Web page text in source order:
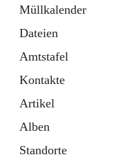
Müllkalender
Dateien
Amtstafel
Kontakte
Artikel
Alben
Standorte